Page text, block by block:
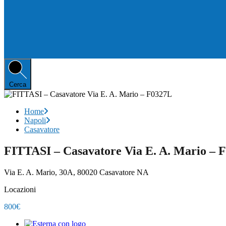
Cerca
Home
Napoli
Casavatore
FITTASI – Casavatore Via E. A. Mario –
Via E. A. Mario, 30A, 80020 Casavatore NA
Locazioni
800€